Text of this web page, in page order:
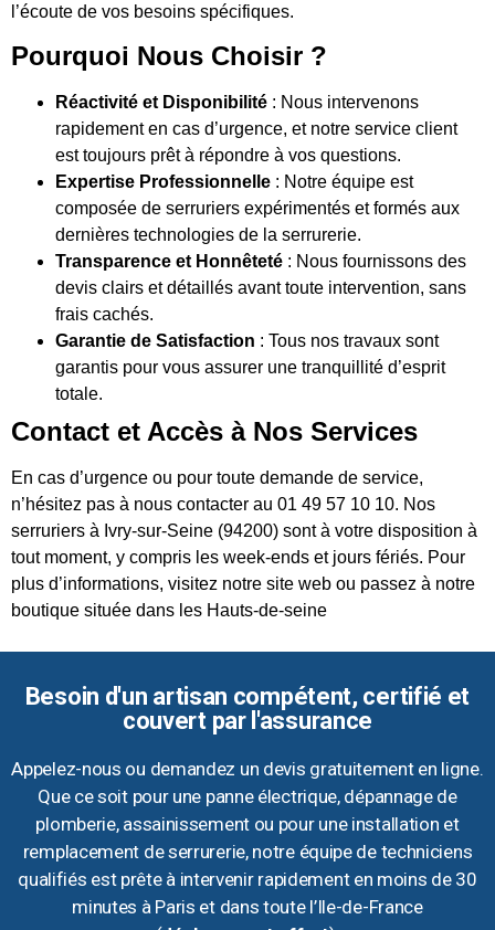
l’écoute de vos besoins spécifiques.
Pourquoi Nous Choisir ?
Réactivité et Disponibilité : Nous intervenons
rapidement en cas d’urgence, et notre service client
est toujours prêt à répondre à vos questions.
Expertise Professionnelle : Notre équipe est
composée de serruriers expérimentés et formés aux
dernières technologies de la serrurerie.
Transparence et Honnêteté : Nous fournissons des
devis clairs et détaillés avant toute intervention, sans
frais cachés.
Garantie de Satisfaction : Tous nos travaux sont
garantis pour vous assurer une tranquillité d’esprit
totale.
Contact et Accès à Nos Services
En cas d’urgence ou pour toute demande de service,
n’hésitez pas à nous contacter au 01 49 57 10 10. Nos
serruriers à Ivry-sur-Seine (94200) sont à votre disposition à
tout moment, y compris les week-ends et jours fériés. Pour
plus d’informations, visitez notre site web ou passez à notre
boutique située dans les Hauts-de-seine
Besoin d'un artisan compétent, certifié et
couvert par l'assurance
Appelez-nous ou demandez un devis gratuitement en ligne.
Que ce soit pour une panne électrique, dépannage de
plomberie, assainissement ou pour une installation et
remplacement de serrurerie, notre équipe de techniciens
qualifiés est prête à intervenir rapidement en moins de 30
minutes à Paris et dans toute l’Ile-de-France